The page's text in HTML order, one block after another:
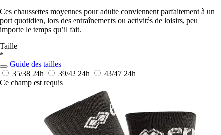
Ces chaussettes moyennes pour adulte conviennent parfaitement à un
port quotidien, lors des entraînements ou activités de loisirs, peu
importe le temps qu’il fait.
Taille
*
Guide des tailles
35/38 24h 39/42 24h 43/47 24h
Ce champ est requis